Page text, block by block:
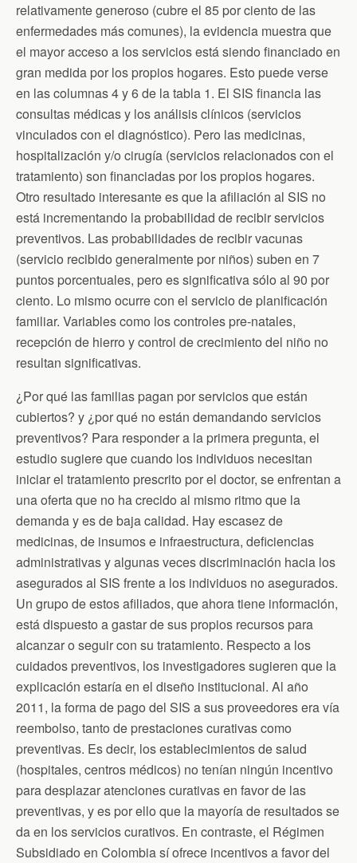
relativamente generoso (cubre el 85 por ciento de las
enfermedades más comunes), la evidencia muestra que
el mayor acceso a los servicios está siendo financiado en
gran medida por los propios hogares. Esto puede verse
en las columnas 4 y 6 de la tabla 1. El SIS financia las
consultas médicas y los análisis clínicos (servicios
vinculados con el diagnóstico). Pero las medicinas,
hospitalización y/o cirugía (servicios relacionados con el
tratamiento) son financiadas por los propios hogares.
Otro resultado interesante es que la afiliación al SIS no
está incrementando la probabilidad de recibir servicios
preventivos. Las probabilidades de recibir vacunas
(servicio recibido generalmente por niños) suben en 7
puntos porcentuales, pero es significativa sólo al 90 por
ciento. Lo mismo ocurre con el servicio de planificación
familiar. Variables como los controles pre-natales,
recepción de hierro y control de crecimiento del niño no
resultan significativas.
¿Por qué las familias pagan por servicios que están
cubiertos? y ¿por qué no están demandando servicios
preventivos? Para responder a la primera pregunta, el
estudio sugiere que cuando los individuos necesitan
iniciar el tratamiento prescrito por el doctor, se enfrentan a
una oferta que no ha crecido al mismo ritmo que la
demanda y es de baja calidad. Hay escasez de
medicinas, de insumos e infraestructura, deficiencias
administrativas y algunas veces discriminación hacia los
asegurados al SIS frente a los individuos no asegurados.
Un grupo de estos afiliados, que ahora tiene información,
está dispuesto a gastar de sus propios recursos para
alcanzar o seguir con su tratamiento. Respecto a los
cuidados preventivos, los investigadores sugieren que la
explicación estaría en el diseño institucional. Al año
2011, la forma de pago del SIS a sus proveedores era vía
reembolso, tanto de prestaciones curativas como
preventivas. Es decir, los establecimientos de salud
(hospitales, centros médicos) no tenían ningún incentivo
para desplazar atenciones curativas en favor de las
preventivas, y es por ello que la mayoría de resultados se
da en los servicios curativos. En contraste, el Régimen
Subsidiado en Colombia sí ofrece incentivos a favor del